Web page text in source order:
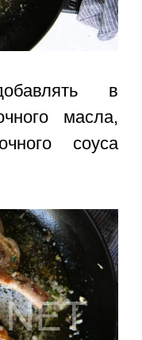
в
масла,
соуса